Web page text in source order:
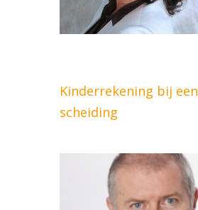
Kinderrekening bij een
scheiding